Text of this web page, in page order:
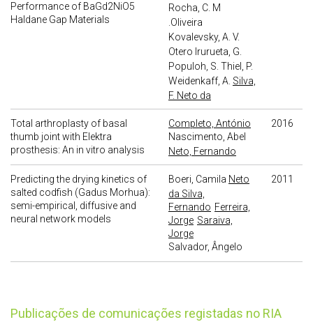
Performance of BaGd2NiO5
Haldane Gap Materials
Rocha, C. M
.Oliveira
Kovalevsky, A. V.
Otero Irurueta, G.
Populoh, S. Thiel, P.
Weidenkaff, A. Silva,
F. Neto da
Total arthroplasty of basal
thumb joint with Elektra
prosthesis: An in vitro analysis
Completo, António
Nascimento, Abel
Neto, Fernando
2016
Predicting the drying kinetics of
salted codfish (Gadus Morhua):
semi-empirical, diffusive and
neural network models
Boeri, Camila Neto
da Silva,
Fernando Ferreira,
Jorge Saraiva,
Jorge
Salvador, Ângelo
2011
publicações de comunicações registadas no RIA